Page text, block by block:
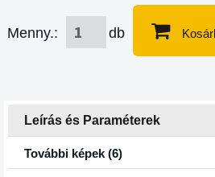
Menny.: db
Leírás és Paraméterek
További képek (6)